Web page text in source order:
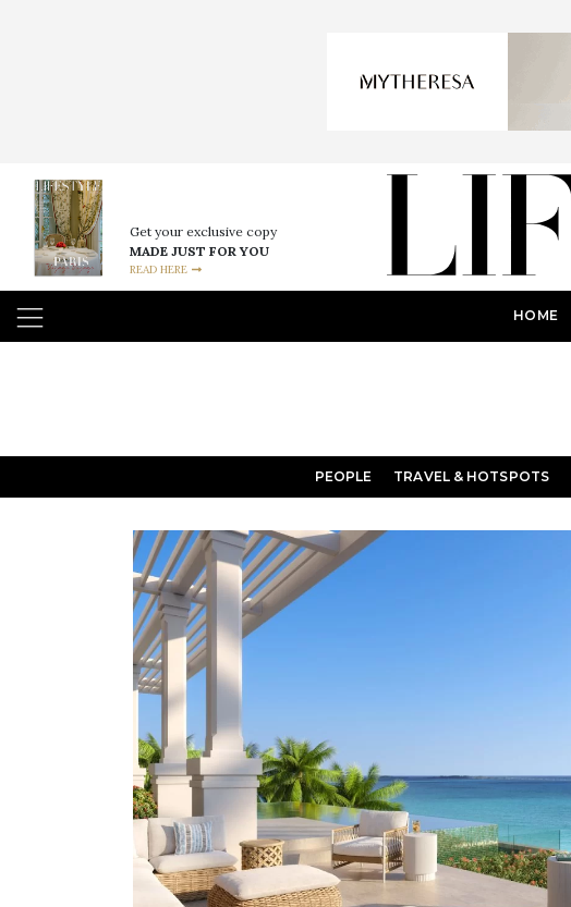
Get your exclusive copy
MADE JUST FOR YOU
READ HERE
HOME
PEOPLE TRAVEL & HOTSPOTS